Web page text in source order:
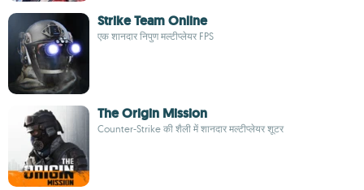
Strike Team Online
एक शानदार निपुण मल्टीप्लेयर FPS
The Origin Mission
Counter-Strike की शैली में शानदार मल्टीप्लेयर शूटर